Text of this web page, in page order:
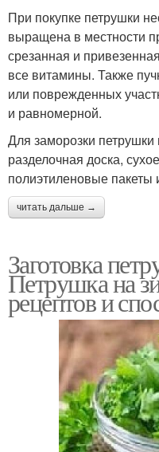
При покупке петрушки
выращена в местности
срезанная и
все витамины. Также
или поврежденных
и равномерной.
Для заморозки
разделочная доска,
полиэтиленовые
читать дальше →
Заготовка
Петрушка на
рецептов и